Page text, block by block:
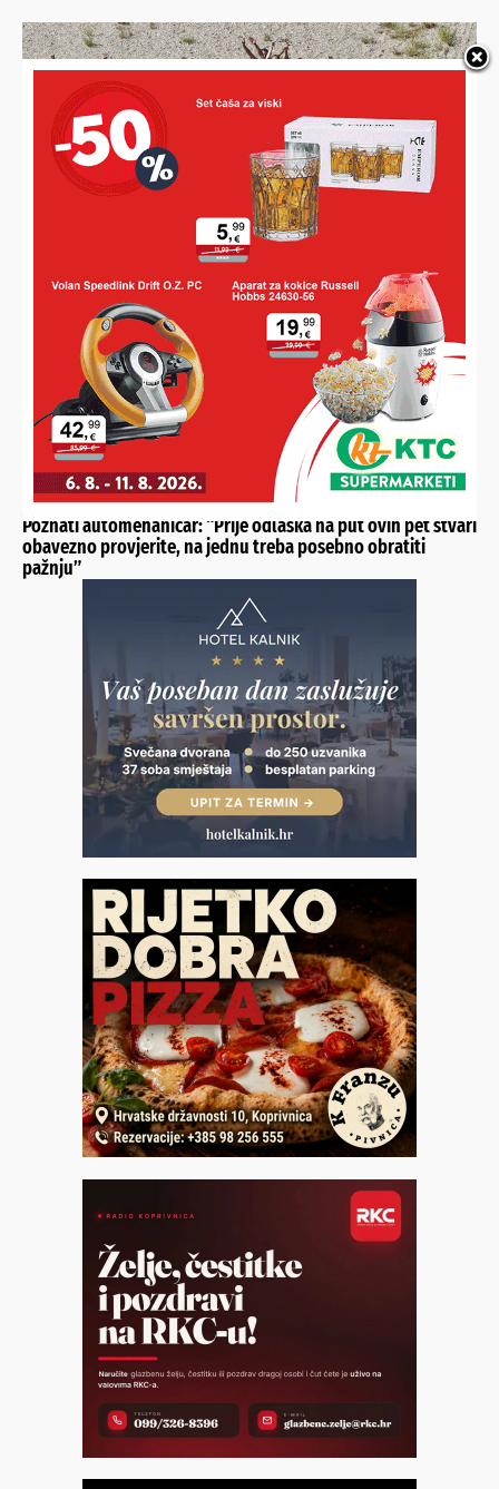
Ispod dravskog mosta kupa ih se i roštilja preko 100, a za
sve one koji ljetuju na Jadranu imaju samo jednu kratku
IZBJEGNITE PROBLEME NA PUTOVANJU
Poznati automehaničar: “Prije odlaska na put ovih pet stvari
obavezno provjerite, na jednu treba posebno obratiti
pažnju”